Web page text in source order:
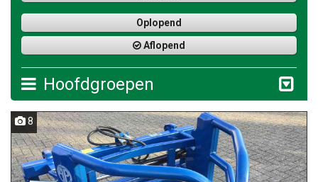
Oplopend
Aflopend
Hoofdgroepen
8